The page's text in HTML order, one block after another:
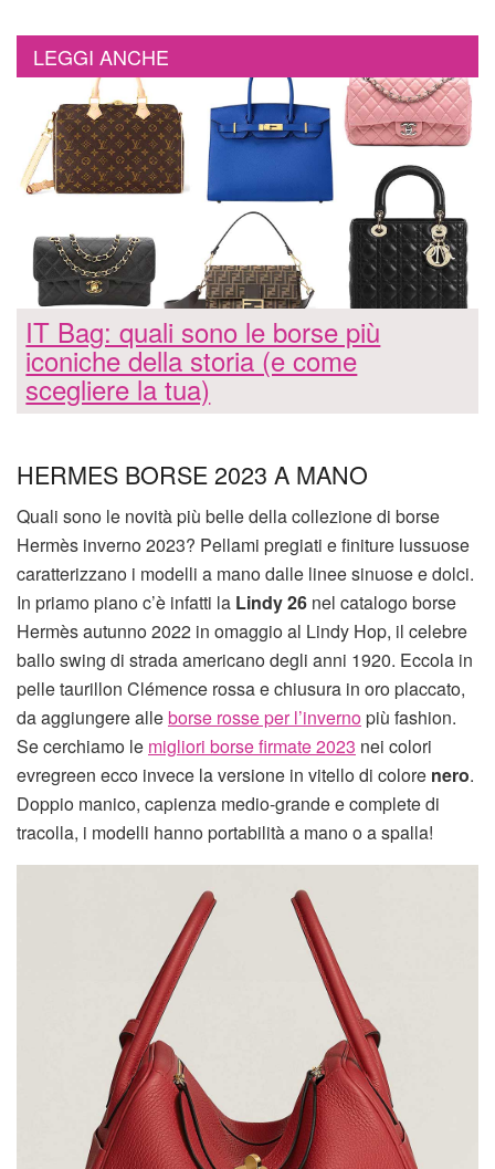
LEGGI ANCHE
IT Bag: quali sono le borse più
iconiche della storia (e come
scegliere la tua)
HERMES BORSE 2023 A MANO
Quali sono le novità più belle della collezione di borse
Hermès inverno 2023? Pellami pregiati e finiture lussuose
caratterizzano i modelli a mano dalle linee sinuose e dolci.
In priamo piano c’è infatti la Lindy 26 nel catalogo borse
Hermès autunno 2022 in omaggio al Lindy Hop, il celebre
ballo swing di strada americano degli anni 1920. Eccola in
pelle taurillon Clémence rossa e chiusura in oro placcato,
da aggiungere alleborse rosse per l’invernopiù fashion.
Se cerchiamo le migliori borse firmate 2023 nei colori
evregreen ecco invece la versione in vitello di colore nero.
Doppio manico, capienza medio-grande e complete di
tracolla, i modelli hanno portabilità a mano o a spalla!